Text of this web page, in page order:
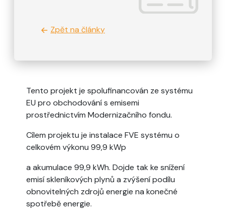
Zpět na články
Tento projekt je spolufinancován ze systému
EU pro obchodování s emisemi
prostřednictvím Modernizačního fondu.
Cílem projektu je instalace FVE systému o
celkovém výkonu 99,9 kWp
a akumulace 99,9 kWh. Dojde tak ke snížení
emisí skleníkových plynů a zvýšení podílu
obnovitelných zdrojů energie na konečné
spotřebě energie.